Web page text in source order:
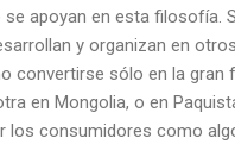
apoyan en esta filosofía.
y organizan en
convertirse sólo en la
en Mongolia, o en
consumidores como